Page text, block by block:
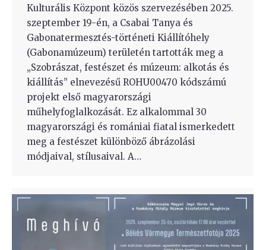
Kulturális Központ közös szervezésében 2025.
szeptember 19-én, a Csabai Tanya és
Gabonatermesztés-történeti Kiállítóhely
(Gabonamúzeum) területén tartották meg a
„Szobrászat, festészet és múzeum: alkotás és
kiállítás” elnevezésű ROHU00470 kódszámú
projekt első magyarországi
műhelyfoglalkozását. Ez alkalommal 30
magyarországi és romániai fiatal ismerkedett
meg a festészet különböző ábrázolási
módjaival, stílusaival. A…